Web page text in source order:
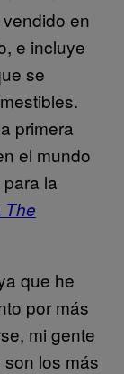
en
e incluye
se
primera
el mundo
la
The
que he
por más
mi gente
los más